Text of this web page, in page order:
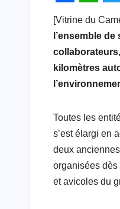
F
a
c
e
b
o
k
W
h
a
t
s
p
p
T
w
i
t
t
r
[Vitrine du
l’ensemble
kilomètres
Toutes les
s’est élargi en
deux
organisées dès
et avicoles du